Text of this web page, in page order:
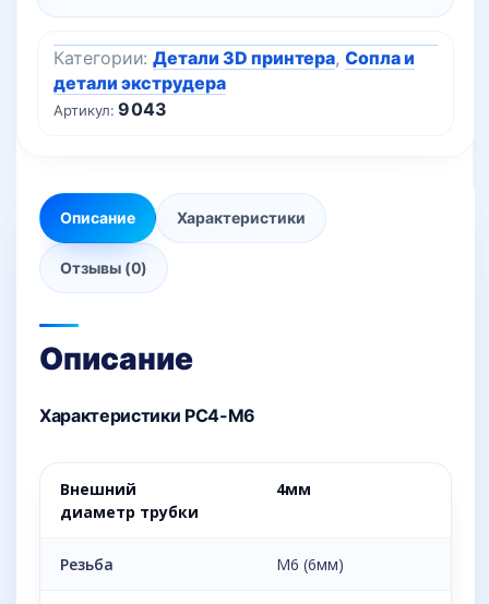
1.75мм)
Артикул:9043
Категории:Детали 3D принтера,Сопла и
детали экструдера
Описание Характеристики
Отзывы (0)
Описание
Характеристики PC4-М6
Внешний
диаметр трубки
4мм
Резьба М6 (6мм)